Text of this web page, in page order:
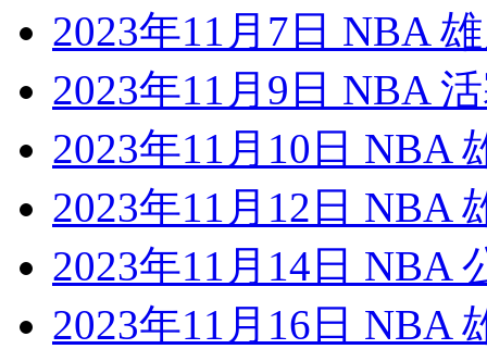
2023年11月7日 NBA
2023年11月9日 NBA
2023年11月10日 NBA
2023年11月12日 NBA
2023年11月14日 NBA
2023年11月16日 NBA